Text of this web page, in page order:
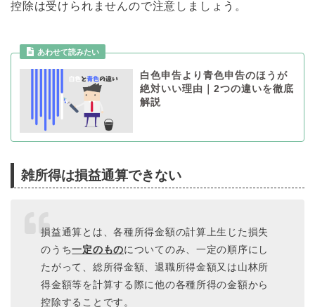
控除は受けられませんので注意しましょう。
白色申告より青色申告のほうが
絶対いい理由｜2つの違いを徹底
解説
雑所得は損益通算できない
損益通算とは、各種所得金額の計算上生じた損失
のうち一定のものについてのみ、一定の順序にし
たがって、総所得金額、退職所得金額又は山林所
得金額等を計算する際に他の各種所得の金額から
控除することです。